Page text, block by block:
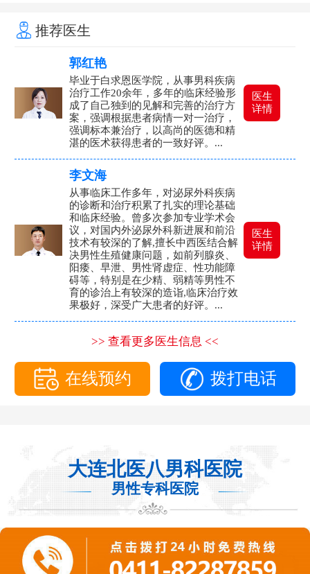
推荐医生
郭红艳
毕业于白求恩医学院，从事男科疾病
治疗工作20余年，多年的临床经验形
成了自己独到的见解和完善的治疗方
案，强调根据患者病情一对一治疗，
强调标本兼治疗，以高尚的医德和精
湛的医术获得患者的一致好评。...
医生
详情
李文海
从事临床工作多年，对泌尿外科疾病
的诊断和治疗积累了扎实的理论基础
和临床经验。曾多次参加专业学术会
议，对国内外泌尿外科新进展和前沿
技术有较深的了解,擅长中西医结合解
决男性生殖健康问题，如前列腺炎、
阳痿、早泄、男性肾虚症、性功能障
碍等，特别是在少精、弱精等男性不
育的诊治上有较深的造诣,临床治疗效
果极好，深受广大患者的好评。...
医生
详情
>> 查看更多医生信息 <<
在线预约 拨打电话
大连北医八男科医院
男性专科医院